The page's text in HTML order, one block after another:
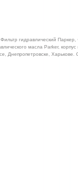
Фильтр гидравлический
масла Parker,
Днепропетровске,